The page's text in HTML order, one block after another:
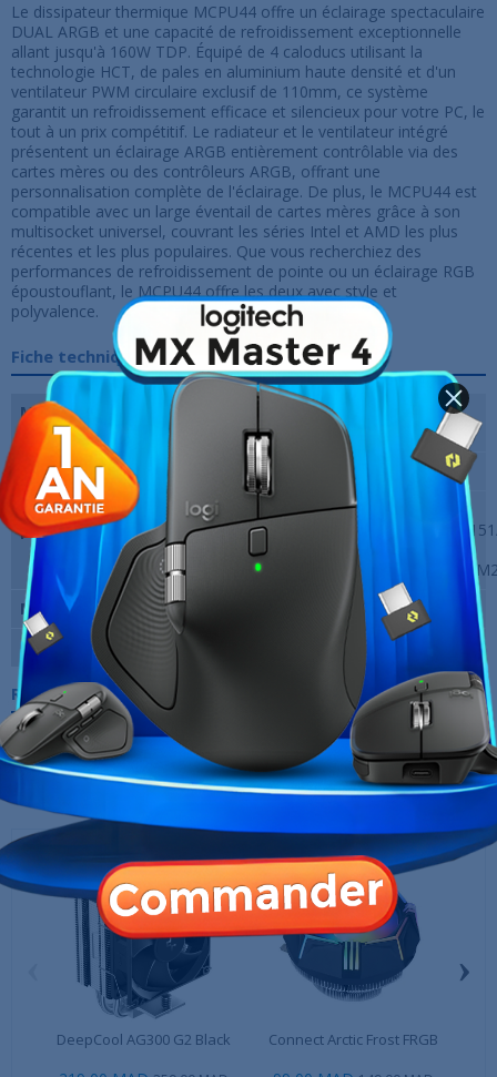
Le dissipateur thermique MCPU44 offre un éclairage spectaculaire
DUAL ARGB et une capacité de refroidissement exceptionnelle
allant jusqu'à 160W TDP. Équipé de 4 caloducs utilisant la
technologie HCT, de pales en aluminium haute densité et d'un
ventilateur PWM circulaire exclusif de 110mm, ce système
garantit un refroidissement efficace et silencieux pour votre PC, le
tout à un prix compétitif. Le radiateur et le ventilateur intégré
présentent un éclairage ARGB entièrement contrôlable via des
cartes mères ou des contrôleurs ARGB, offrant une
personnalisation complète de l'éclairage. De plus, le MCPU44 est
compatible avec un large éventail de cartes mères grâce à son
multisocket universel, couvrant les séries Intel et AMD les plus
récentes et les plus populaires. Que vous recherchiez des
performances de refroidissement de pointe ou un éclairage RGB
époustouflant, le MCPU44 offre les deux avec style et
polyvalence.
Fiche technique
Matériau
Base en cuivre, ailettes en
aluminium
Ventilateur(s)
1 x 120mm
Support du
processeur
INTEL LGA
2066/2011/1700/1200/1156/1155/
et AMD
AM5/AM4/AM3+/AM3/AM2+/AM2/
Marque
Garantie
Références spécifiques
10 AUTRES PRODUITS DANS LA MÊME
CATÉGORIE :
DeepCool AG300 G2 Black Connect Arctic Frost FRGB
›